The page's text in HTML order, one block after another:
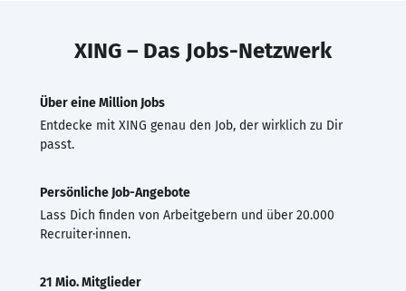
XING – Das Jobs-Netzwerk
Über eine Million Jobs
Entdecke mit XING genau den Job, der wirklich zu Dir
passt.
Persönliche Job-Angebote
Lass Dich finden von Arbeitgebern und über 20.000
Recruiter·innen.
21 Mio. Mitglieder